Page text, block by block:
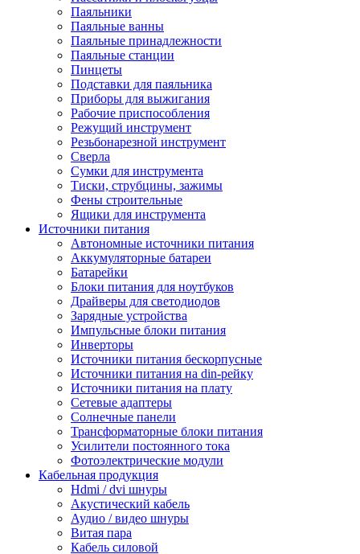
Паяльники
Паяльные ванны
Паяльные принадлежности
Паяльные станции
Пинцеты
Подставки для паяльника
Приборы для выжигания
Рабочие приспособления
Режущий инструмент
Резьбонарезной инструмент
Сверла
Сумки для инструмента
Тиски, струбцины, зажимы
Фены строительные
Ящики для инструмента
Источники питания
Автономные источники питания
Аккумуляторные батареи
Батарейки
Блоки питания для ноутбуков
Драйверы для светодиодов
Зарядные устройства
Импульсные блоки питания
Инверторы
Источники питания бескорпусные
Источники питания на din-рейку
Источники питания на плату
Сетевые адаптеры
Солнечные панели
Трансформаторные блоки питания
Усилители постоянного тока
Фотоэлектрические модули
Кабельная продукция
Hdmi / dvi шнуры
Акустический кабель
Аудио / видео шнуры
Витая пара
Кабель силовой